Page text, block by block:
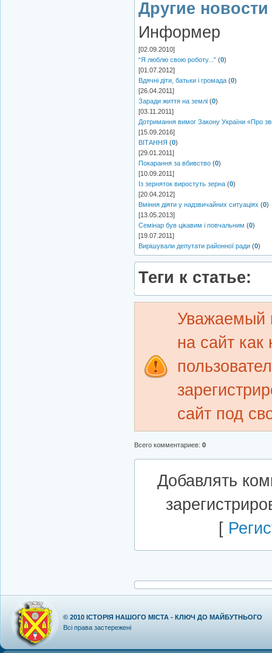
Другие
Информер
[02.09.2010]
“Я люблю свою роботу...” (0)
[01.07.2012]
Вдячні діти, батьки і громада (0)
[26.04.2011]
Заради життя на землі (0)
[03.11.2011]
Дотримання вимог Закону України «Про
[15.09.2016]
ВІТАННЯ (0)
[29.01.2011]
Покарання за вбивство (0)
[10.09.2011]
Із зерняток виростуть зерна (0)
[20.04.2012]
Вміння діяти у надзвичайних ситуаціях (0)
[13.05.2013]
Семінар був цікавим і повчальним (0)
[19.07.2011]
Вирішували депутати районної ради (0)
Теги к статье:
Уважаемый
на сайт как
сайт под
Всего комментариев: 0
Добавлять
[
© 2010 ІСТОРІЯ НАШОГО МІСТА - КЛЮЧ ДО МАЙБУТНЬОГО
Всі права застережені